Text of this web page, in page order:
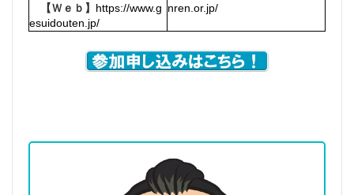
【Ｗｅｂ】 https://www.g
esuidouten.jp/
nren.or.jp/